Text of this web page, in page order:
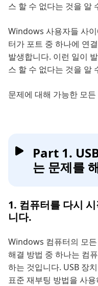
스 할 수 없다는 것을 알
Windows 사용자들 사
터가 포트 중 하나에 연
발생합니다. 이런 일이
스 할 수 없다는 것을 알
문제에 대해 가능한 모
Part 1.
는 문제를
1. 컴퓨터를 다시
니다.
Windows 컴퓨터의 모
해결 방법 중 하나는 컴
하는 것입니다. USB 장
표준 재부팅 방법을 사